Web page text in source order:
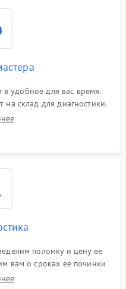
в удобное для вас время.
на склад для диагностики.
поломку и цену ее
вам о сроках ее починки